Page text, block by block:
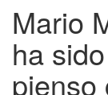
Mario
ha
pienso